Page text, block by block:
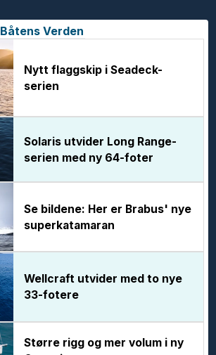
Båtens Verden
Nytt flaggskip i Seadeck-
serien
Solaris utvider Long Range-
serien med ny 64-foter
Se bildene: Her er Brabus' nye
superkatamaran
Wellcraft utvider med to nye
33-fotere
Større rigg og mer volum i ny